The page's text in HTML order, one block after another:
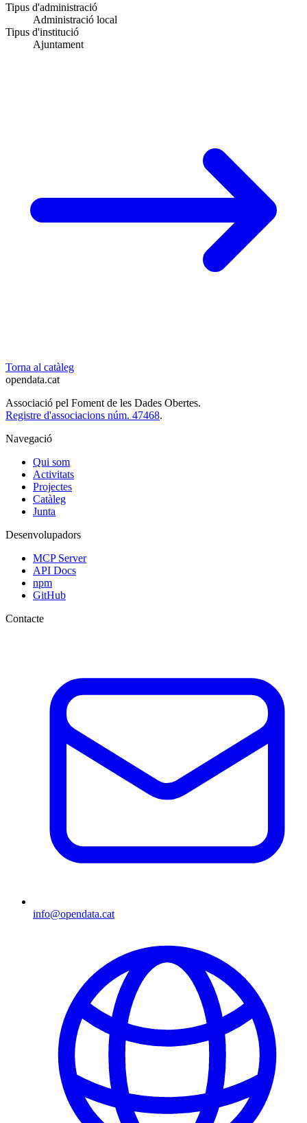
Tipus d'administració
Administració local
Tipus d'institució
Ajuntament
Torna al catàleg
opendata.cat
Associació pel Foment de les Dades Obertes.
Registre d'associacions núm. 47468.
Navegació
Qui som
Activitats
Projectes
Catàleg
Junta
Desenvolupadors
MCP Server
API Docs
npm
GitHub
Contacte
info@opendata.cat